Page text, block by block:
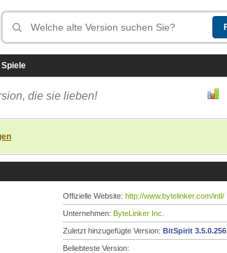
Spiele
die sie lieben!
Offizielle Website: http://www.bytelinker.com/intl/
Unternehmen: ByteLinker Inc.
Zuletzt hinzugefügte Version: BitSpirit 3.5.0.256
Beliebteste Version: